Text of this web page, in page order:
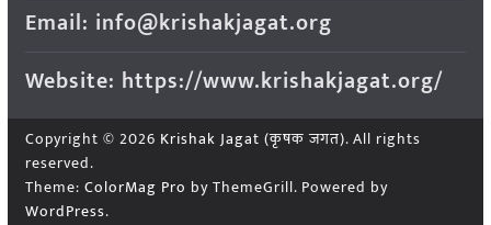
Email: info@krishakjagat.org
Website: https://www.krishakjagat.org/
Copyright © 2026 Krishak Jagat (कृषक जगत). All rights
reserved.
Theme: ColorMag Pro by ThemeGrill. Powered by
WordPress.